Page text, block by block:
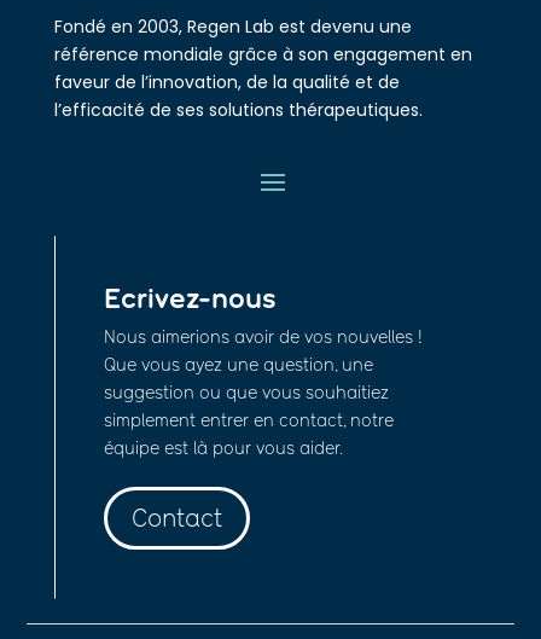
Fondé en 2003, Regen Lab est devenu une
référence mondiale grâce à son engagement en
faveur de l’innovation, de la qualité et de
l’efficacité de ses solutions thérapeutiques.
Ecrivez-nous
Nous aimerions avoir de vos nouvelles !
Que vous ayez une question, une
suggestion ou que vous souhaitiez
simplement entrer en contact, notre
équipe est là pour vous aider.
Contact